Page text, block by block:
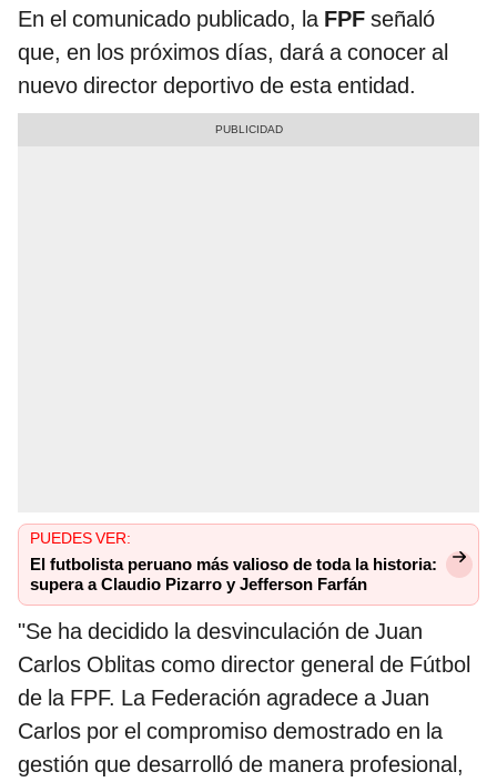
En el comunicado publicado, la FPF señaló
que, en los próximos días, dará a conocer al
nuevo director deportivo de esta entidad.
PUEDES VER:
El futbolista peruano más valioso de toda la historia:
supera a Claudio Pizarro y Jefferson Farfán
"Se ha decidido la desvinculación de Juan
Carlos Oblitas como director general de Fútbol
de la FPF. La Federación agradece a Juan
Carlos por el compromiso demostrado en la
gestión que desarrolló de manera profesional,